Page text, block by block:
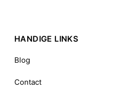
HANDIGE LINKS
Blog
Contact